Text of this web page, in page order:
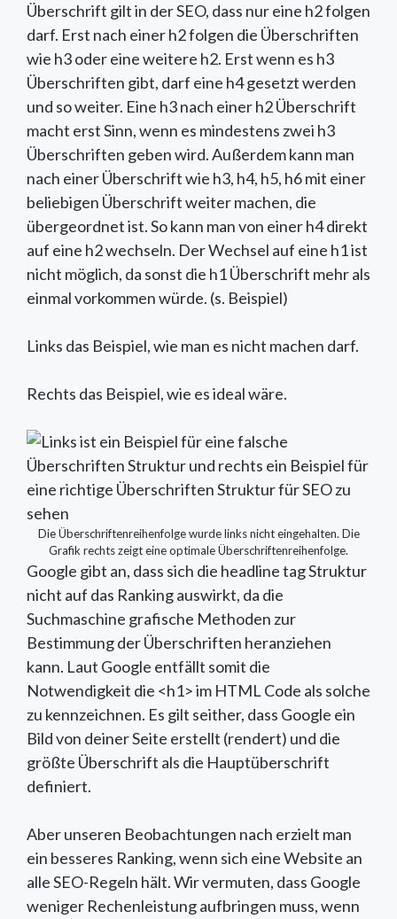
Überschrift gilt in der SEO, dass nur eine h2 folgen
darf. Erst nach einer h2 folgen die Überschriften
wie h3 oder eine weitere h2. Erst wenn es h3
Überschriften gibt, darf eine h4 gesetzt werden
und so weiter. Eine h3 nach einer h2 Überschrift
macht erst Sinn, wenn es mindestens zwei h3
Überschriften geben wird. Außerdem kann man
nach einer Überschrift wie h3, h4, h5, h6 mit einer
beliebigen Überschrift weiter machen, die
übergeordnet ist. So kann man von einer h4 direkt
auf eine h2 wechseln. Der Wechsel auf eine h1 ist
nicht möglich, da sonst die h1 Überschrift mehr als
einmal vorkommen würde. (s. Beispiel)
Links das Beispiel, wie man es nicht machen darf.
Rechts das Beispiel, wie es ideal wäre.
Die Überschriftenreihenfolge wurde links nicht eingehalten. Die
Grafik rechts zeigt eine optimale Überschriftenreihenfolge.
Google gibt an, dass sich die headline tag Struktur
nicht auf das Ranking auswirkt, da die
Suchmaschine grafische Methoden zur
Bestimmung der Überschriften heranziehen
kann. Laut Google entfällt somit die
Notwendigkeit die <h1> im HTML Code als solche
zu kennzeichnen. Es gilt seither, dass Google ein
Bild von deiner Seite erstellt (rendert) und die
größte Überschrift als die Hauptüberschrift
definiert.
Aber unseren Beobachtungen nach erzielt man
ein besseres Ranking, wenn sich eine Website an
alle SEO-Regeln hält. Wir vermuten, dass Google
weniger Rechenleistung aufbringen muss, wenn